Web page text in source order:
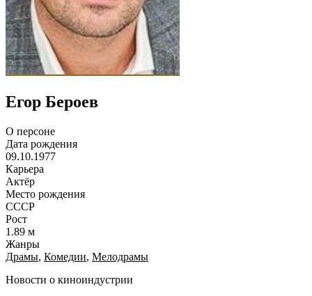
Егор Бероев
О персоне
Дата рождения
09.10.1977
Карьера
Актёр
Место рождения
СССР
Рост
1.89 м
Жанры
Драмы, Комедии, Мелодрамы
Новости о киноиндустрии